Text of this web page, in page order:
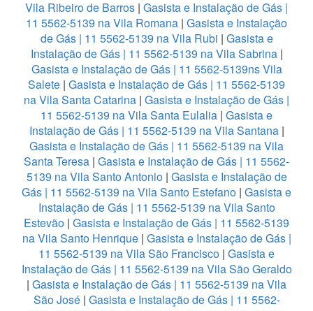
Vila Ribeiro de Barros | Gasista e Instalação de Gás |
11 5562-5139 na Vila Romana | Gasista e Instalação
de Gás | 11 5562-5139 na Vila Rubi | Gasista e
Instalação de Gás | 11 5562-5139 na Vila Sabrina|
Gasista e Instalação de Gás | 11 5562-5139ns Vila
Salete | Gasista e Instalação de Gás | 11 5562-5139
na Vila Santa Catarina | Gasista e Instalação de Gás |
11 5562-5139 na Vila Santa Eulalia | Gasista e
Instalação de Gás | 11 5562-5139 na Vila Santana|
Gasista e Instalação de Gás | 11 5562-5139 na Vila
Santa Teresa | Gasista e Instalação de Gás | 11 5562-
5139 na Vila Santo Antonio| Gasista e Instalação de
Gás | 11 5562-5139 na Vila Santo Estefano | Gasista e
Instalação de Gás | 11 5562-5139 na Vila Santo
Estevão | Gasista e Instalação de Gás | 11 5562-5139
na Vila Santo Henrique| Gasista e Instalação de Gás |
11 5562-5139 na Vila São Francisco | Gasista e
Instalação de Gás | 11 5562-5139 na Vila São Geraldo
| Gasista e Instalação de Gás | 11 5562-5139 na Vila
São José| Gasista e Instalação de Gás | 11 5562-